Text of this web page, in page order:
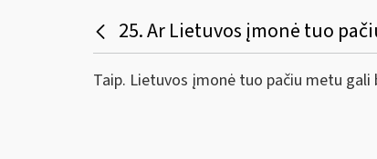
25. Ar Lietuvos įmonė tuo
Taip. Lietuvos įmonė tuo pačiu metu